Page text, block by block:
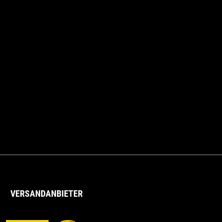
VERSANDANBIETER